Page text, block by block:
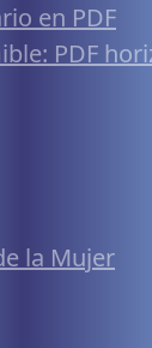
en PDF
PDF
la Mujer